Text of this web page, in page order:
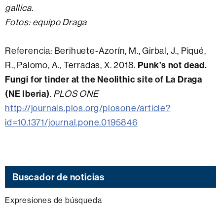
gallica.
Fotos: equipo Draga
Referencia: Berihuete-Azorín, M., Girbal, J., Piqué,
R., Palomo, A., Terradas, X. 2018. Punk’s not dead.
Fungi for tinder at the Neolithic site of La Draga
(NE Iberia). PLOS ONE
http://journals.plos.org/plosone/article?
id=10.1371/journal.pone.0195846
Buscador de noticias
Expresiones de búsqueda